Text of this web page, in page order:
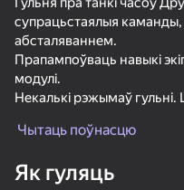
Они Приближаются
супрацьстаялыя каманды,
абсталяваннем.
Прапампоўваць навыкі
модулі.
Некалькі рэжымаў
гонару. Ўзнагароды за
Чытаць поўнасцю
Як гуляць